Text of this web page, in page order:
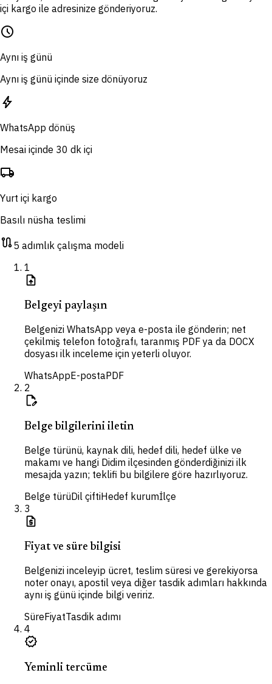
içi kargo ile adresinize gönderiyoruz.
schedule
Aynı iş günü
Aynı iş günü içinde size dönüyoruz
bolt
WhatsApp dönüş
Mesai içinde 30 dk içi
local_shipping
Yurt içi kargo
Basılı nüsha teslimi
route5 adımlık çalışma modeli
1
upload_file
Belgeyi paylaşın
Belgenizi WhatsApp veya e-posta ile gönderin; net
çekilmiş telefon fotoğrafı, taranmış PDF ya da DOCX
dosyası ilk inceleme için yeterli oluyor.
WhatsAppE-postaPDF
2
edit_document
Belge bilgilerini iletin
Belge türünü, kaynak dili, hedef dili, hedef ülke ve
makamı ve hangi Didim ilçesinden gönderdiğinizi ilk
mesajda yazın; teklifi bu bilgilere göre hazırlıyoruz.
Belge türüDil çiftiHedef kurumİlçe
3
request_quote
Fiyat ve süre bilgisi
Belgenizi inceleyip ücret, teslim süresi ve gerekiyorsa
noter onayı, apostil veya diğer tasdik adımları hakkında
aynı iş günü içinde bilgi veririz.
SüreFiyatTasdik adımı
4
verified
Yeminli tercüme